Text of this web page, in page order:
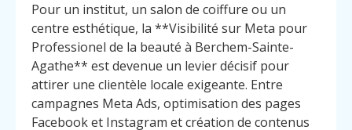
Pour un institut, un salon de coiffure ou un
centre esthétique, la **Visibilité sur Meta pour
Professionel de la beauté à Berchem-Sainte-
Agathe** est devenue un levier décisif pour
attirer une clientèle locale exigeante. Entre
campagnes Meta Ads, optimisation des pages
Facebook et Instagram et création de contenus